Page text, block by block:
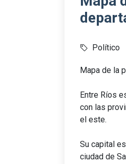
Político
Mapa de la
Entre Ríos
con las
el este.
Su capital
ciudad de